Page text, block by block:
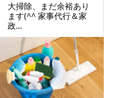
大掃除、まだ余裕あり
ます(^^ 家事代行＆家
政...